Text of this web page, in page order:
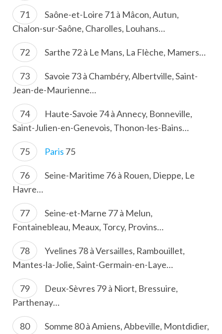
Saône-et-Loire 71 à Mâcon, Autun,
Chalon-sur-Saône, Charolles, Louhans…
Sarthe 72 à Le Mans, La Flèche, Mamers…
Savoie 73 à Chambéry, Albertville, Saint-
Jean-de-Maurienne…
Haute-Savoie 74 à Annecy, Bonneville,
Saint-Julien-en-Genevois, Thonon-les-Bains…
Paris 75
Seine-Maritime 76 à Rouen, Dieppe, Le
Havre…
Seine-et-Marne 77 à Melun,
Fontainebleau, Meaux, Torcy, Provins…
Yvelines 78 à Versailles, Rambouillet,
Mantes-la-Jolie, Saint-Germain-en-Laye…
Deux-Sèvres 79 à Niort, Bressuire,
Parthenay…
Somme 80 à Amiens, Abbeville, Montdidier,